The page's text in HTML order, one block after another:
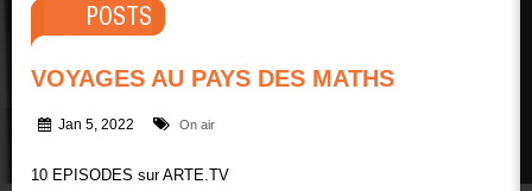
POSTS
VOYAGES AU PAYS DES MATHS
Jan 5, 2022 On air
10 EPISODES sur ARTE.TV